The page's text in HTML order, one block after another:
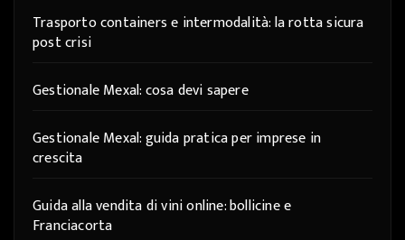
Trasporto containers e intermodalità: la rotta sicura
post crisi
Gestionale Mexal: cosa devi sapere
Gestionale Mexal: guida pratica per imprese in
crescita
Guida alla vendita di vini online: bollicine e
Franciacorta